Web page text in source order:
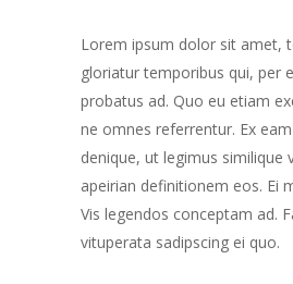
Lorem ipsum dolor sit amet,
gloriatur temporibus qui, per
probatus ad. Quo eu etiam
ne omnes referrentur. Ex
denique, ut legimus similique
apeirian definitionem eos. Ei
Vis legendos conceptam ad.
vituperata sadipscing ei quo.